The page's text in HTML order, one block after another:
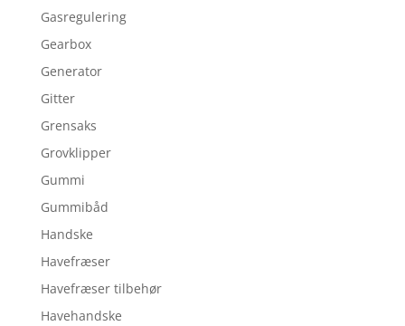
Gasregulering
Gearbox
Generator
Gitter
Grensaks
Grovklipper
Gummi
Gummibåd
Handske
Havefræser
Havefræser tilbehør
Havehandske